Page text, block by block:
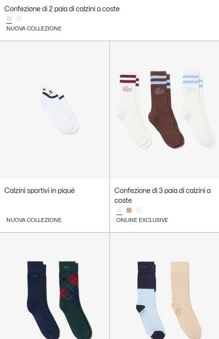
Confezione di 2 paia di calzini a coste
NUOVA COLLEZIONE
Calzini sportivi in piqué
NUOVA COLLEZIONE
Confezione di 3 paia di calzini a
coste
ONLINE EXCLUSIVE